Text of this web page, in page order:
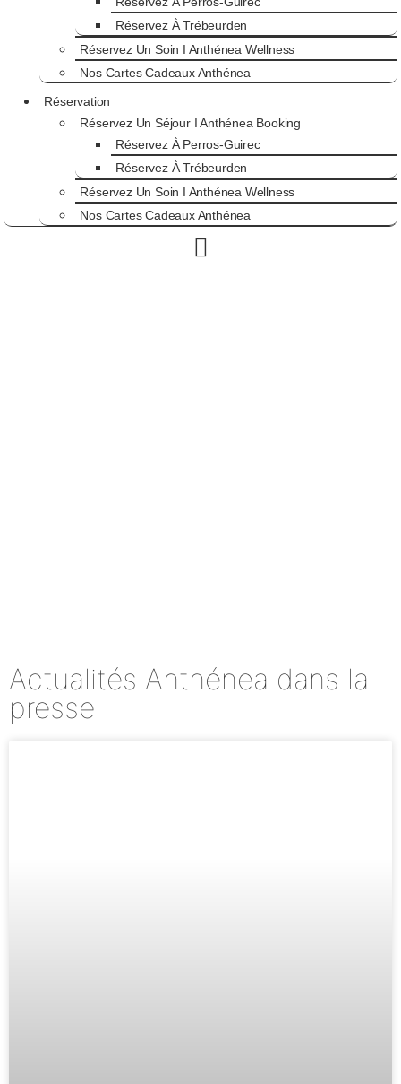
Réservez À Trébeurden
Réservez Un Soin I Anthénea Wellness
Nos Cartes Cadeaux Anthénea
Réservation
Réservez Un Séjour I Anthénea Booking
Réservez À Perros-Guirec
Réservez À Trébeurden
Réservez Un Soin I Anthénea Wellness
Nos Cartes Cadeaux Anthénea
Actualités Anthénea dans la
presse